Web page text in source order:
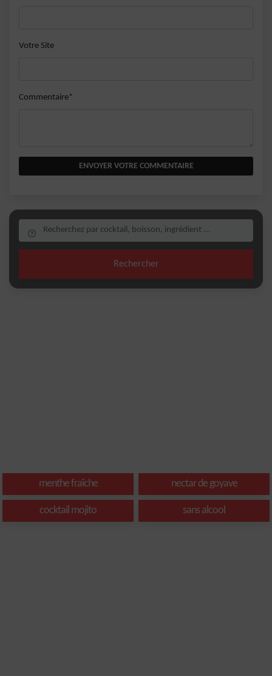
Votre Site
Commentaire*
ENVOYER VOTRE COMMENTAIRE
Rechercher
menthe fraîche nectar de goyave
cocktail mojito sans alcool